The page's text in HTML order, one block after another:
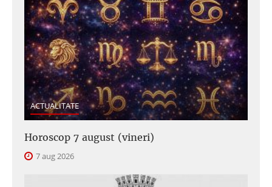
ACTUALITATE
Horoscop 7 august (vineri)
7 aug 2026